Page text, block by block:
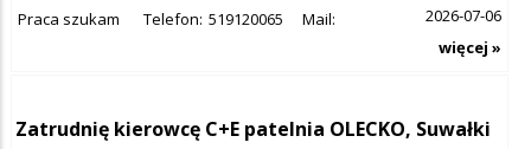
Praca szukam Telefon: 519120065 Mail:
2026-07-06
więcej »
Zatrudnię kierowcę C+E patelnia OLECKO, Suwałki